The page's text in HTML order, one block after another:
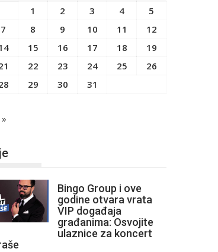
1
2 3 4
5
7 8 9 10 11
12
15 16 17 18
19
22 23 24 25
26
29 30 31
Bingo Group i ove
godine otvara vrata
VIP događaja
građanima: Osvojite
ulaznice za koncert